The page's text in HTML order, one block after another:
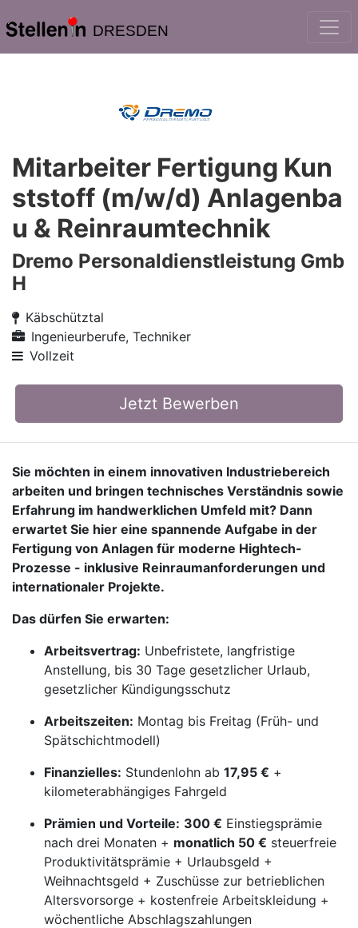
DRESDEN
Mitarbeiter Fertigung Kun
ststoff (m/w/d) Anlagenba
u & Reinraumtechnik
Dremo Personaldienstleistung Gmb
H
Käbschütztal
Ingenieurberufe, Techniker
Vollzeit
Jetzt Bewerben
Sie möchten in einem innovativen Industriebereich
arbeiten und bringen technisches Verständnis sowie
Erfahrung im handwerklichen Umfeld mit? Dann
erwartet Sie hier eine spannende Aufgabe in der
Fertigung von Anlagen für moderne Hightech-
Prozesse - inklusive Reinraumanforderungen und
internationaler Projekte.
Das dürfen Sie erwarten:
Arbeitsvertrag: Unbefristete, langfristige
Anstellung, bis 30 Tage gesetzlicher Urlaub,
gesetzlicher Kündigungsschutz
Arbeitszeiten: Montag bis Freitag (Früh- und
Spätschichtmodell)
Finanzielles: Stundenlohn ab 17,95 € +
kilometerabhängiges Fahrgeld
Prämien und Vorteile: 300 € Einstiegsprämie
nach drei Monaten + monatlich 50 € steuerfreie
Produktivitätsprämie + Urlaubsgeld +
Weihnachtsgeld + Zuschüsse zur betrieblichen
Altersvorsorge + kostenfreie Arbeitskleidung +
wöchentliche Abschlagszahlungen